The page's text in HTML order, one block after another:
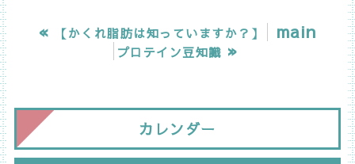
« 【かくれ脂肪は知っていますか？】 main
プロテイン豆知識 »
カレンダー